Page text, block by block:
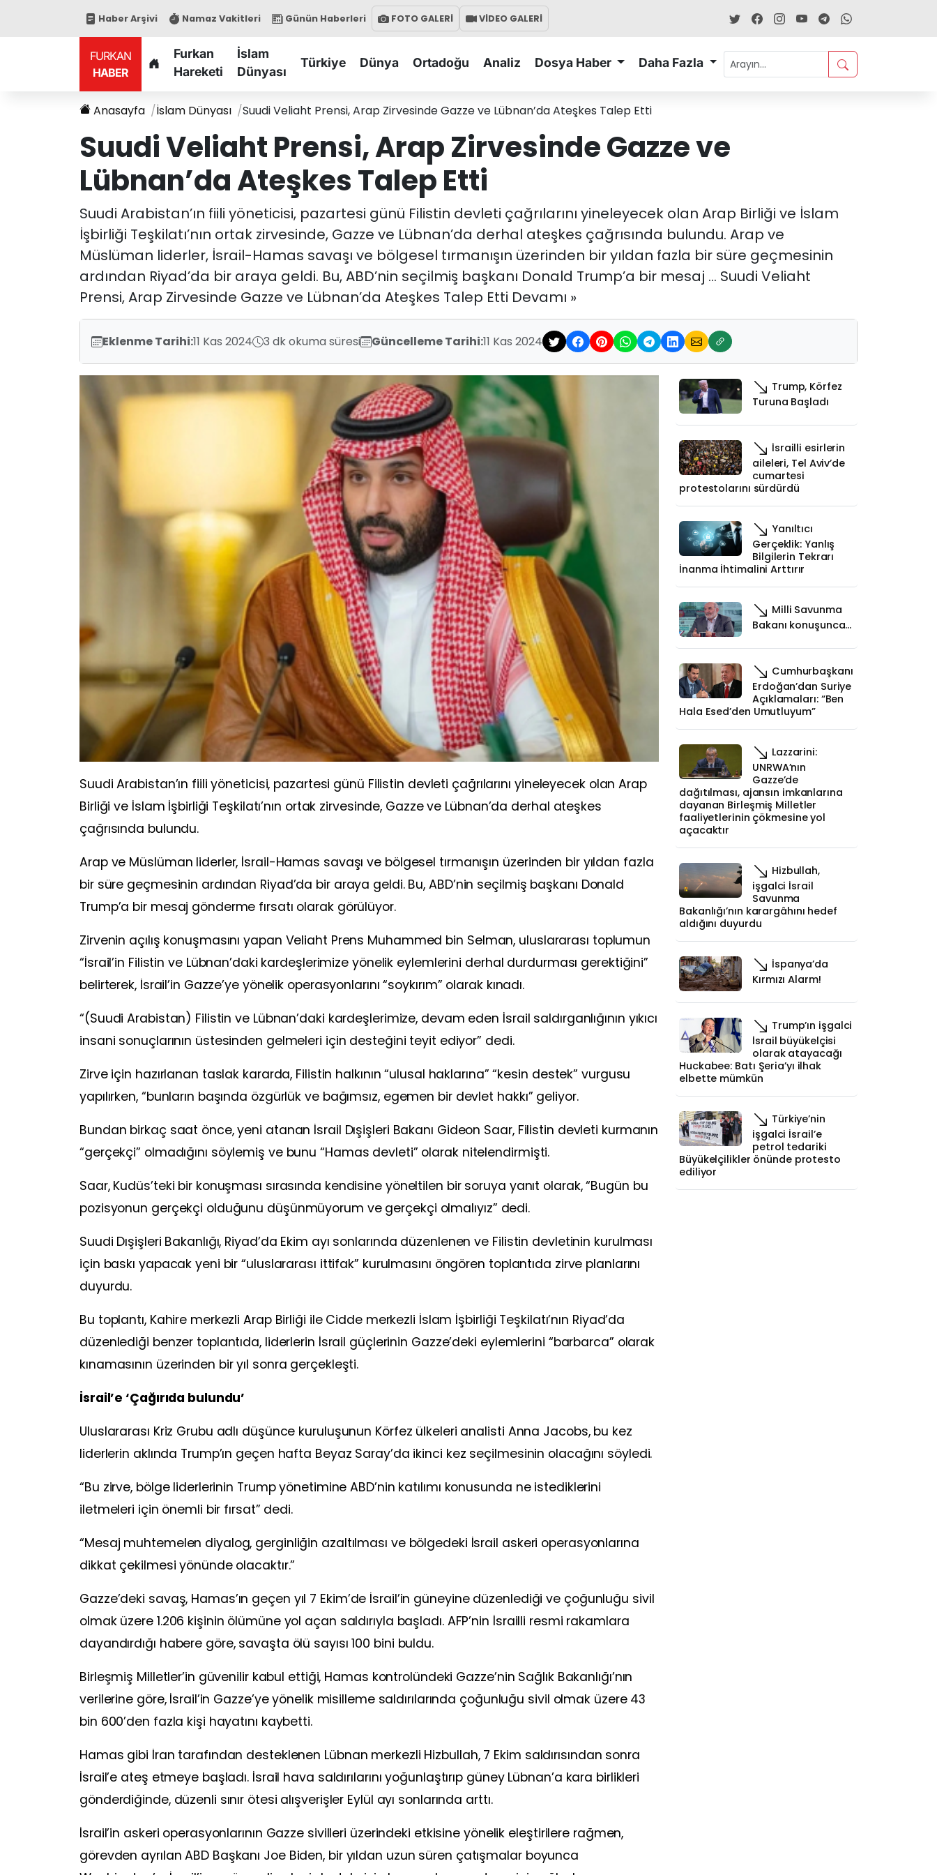
Haber Arşivi Namaz Vakitleri Günün Haberleri FOTO GALERİ VİDEO GALERİ
FURKAN
HABER
Furkan
Hareketi
İslam
Dünyası
Türkiye Dünya Ortadoğu Analiz Dosya Haber Daha Fazla
Anasayfa İslam Dünyası Suudi Veliaht Prensi, Arap Zirvesinde Gazze ve Lübnan’da Ateşkes Talep Etti
Suudi Veliaht Prensi, Arap Zirvesinde Gazze ve
Lübnan’da Ateşkes Talep Etti
Suudi Arabistan’ın fiili yöneticisi, pazartesi günü Filistin devleti çağrılarını yineleyecek olan Arap Birliği ve İslam
İşbirliği Teşkilatı’nın ortak zirvesinde, Gazze ve Lübnan’da derhal ateşkes çağrısında bulundu. Arap ve
Müslüman liderler, İsrail-Hamas savaşı ve bölgesel tırmanışın üzerinden bir yıldan fazla bir süre geçmesinin
ardından Riyad’da bir araya geldi. Bu, ABD’nin seçilmiş başkanı Donald Trump’a bir mesaj … Suudi Veliaht
Prensi, Arap Zirvesinde Gazze ve Lübnan’da Ateşkes Talep Etti Devamı »
Eklenme Tarihi:11 Kas 2024 3 dk okuma süresi Güncelleme Tarihi:11 Kas 2024
Suudi Arabistan’ın fiili yöneticisi, pazartesi günü Filistin devleti çağrılarını yineleyecek olan Arap
Birliği ve İslam İşbirliği Teşkilatı’nın ortak zirvesinde, Gazze ve Lübnan’da derhal ateşkes
çağrısında bulundu.
Arap ve Müslüman liderler, İsrail-Hamas savaşı ve bölgesel tırmanışın üzerinden bir yıldan fazla
bir süre geçmesinin ardından Riyad’da bir araya geldi. Bu, ABD’nin seçilmiş başkanı Donald
Trump’a bir mesaj gönderme fırsatı olarak görülüyor.
Zirvenin açılış konuşmasını yapan Veliaht Prens Muhammed bin Selman, uluslararası toplumun
“İsrail’in Filistin ve Lübnan’daki kardeşlerimize yönelik eylemlerini derhal durdurması gerektiğini”
belirterek, İsrail’in Gazze’ye yönelik operasyonlarını “soykırım” olarak kınadı.
“(Suudi Arabistan) Filistin ve Lübnan’daki kardeşlerimize, devam eden İsrail saldırganlığının yıkıcı
insani sonuçlarının üstesinden gelmeleri için desteğini teyit ediyor” dedi.
Zirve için hazırlanan taslak kararda, Filistin halkının “ulusal haklarına” “kesin destek” vurgusu
yapılırken, “bunların başında özgürlük ve bağımsız, egemen bir devlet hakkı” geliyor.
Bundan birkaç saat önce, yeni atanan İsrail Dışişleri Bakanı Gideon Saar, Filistin devleti kurmanın
“gerçekçi” olmadığını söylemiş ve bunu “Hamas devleti” olarak nitelendirmişti.
Saar, Kudüs’teki bir konuşması sırasında kendisine yöneltilen bir soruya yanıt olarak, “Bugün bu
pozisyonun gerçekçi olduğunu düşünmüyorum ve gerçekçi olmalıyız” dedi.
Suudi Dışişleri Bakanlığı, Riyad’da Ekim ayı sonlarında düzenlenen ve Filistin devletinin kurulması
için baskı yapacak yeni bir “uluslararası ittifak” kurulmasını öngören toplantıda zirve planlarını
duyurdu.
Bu toplantı, Kahire merkezli Arap Birliği ile Cidde merkezli İslam İşbirliği Teşkilatı’nın Riyad’da
düzenlediği benzer toplantıda, liderlerin İsrail güçlerinin Gazze’deki eylemlerini “barbarca” olarak
kınamasının üzerinden bir yıl sonra gerçekleşti.
İsrail’e ‘Çağırıda bulundu’
Uluslararası Kriz Grubu adlı düşünce kuruluşunun Körfez ülkeleri analisti Anna Jacobs, bu kez
liderlerin aklında Trump’ın geçen hafta Beyaz Saray’da ikinci kez seçilmesinin olacağını söyledi.
“Bu zirve, bölge liderlerinin Trump yönetimine ABD’nin katılımı konusunda ne istediklerini
iletmeleri için önemli bir fırsat” dedi.
“Mesaj muhtemelen diyalog, gerginliğin azaltılması ve bölgedeki İsrail askeri operasyonlarına
dikkat çekilmesi yönünde olacaktır.”
Gazze’deki savaş, Hamas’ın geçen yıl 7 Ekim’de İsrail’in güneyine düzenlediği ve çoğunluğu sivil
olmak üzere 1.206 kişinin ölümüne yol açan saldırıyla başladı. AFP’nin İsrailli resmi rakamlara
dayandırdığı habere göre, savaşta ölü sayısı 100 bini buldu.
Birleşmiş Milletler’in güvenilir kabul ettiği, Hamas kontrolündeki Gazze’nin Sağlık Bakanlığı’nın
verilerine göre, İsrail’in Gazze’ye yönelik misilleme saldırılarında çoğunluğu sivil olmak üzere 43
bin 600’den fazla kişi hayatını kaybetti.
Hamas gibi İran tarafından desteklenen Lübnan merkezli Hizbullah, 7 Ekim saldırısından sonra
İsrail’e ateş etmeye başladı. İsrail hava saldırılarını yoğunlaştırıp güney Lübnan’a kara birlikleri
gönderdiğinde, düzenli sınır ötesi alışverişler Eylül ayı sonlarında arttı.
İsrail’in askeri operasyonlarının Gazze sivilleri üzerindeki etkisine yönelik eleştirilere rağmen,
görevden ayrılan ABD Başkanı Joe Biden, bir yıldan uzun süren çatışmalar boyunca
Trump, Körfez
Turuna Başladı
İsrailli esirlerin
aileleri, Tel Aviv’de
cumartesi
protestolarını sürdürdü
Yanıltıcı
Gerçeklik: Yanlış
Bilgilerin Tekrarı
İnanma İhtimalini Arttırır
Milli Savunma
Bakanı konuşunca…
Cumhurbaşkanı
Erdoğan’dan Suriye
Açıklamaları: “Ben
Hala Esed’den Umutluyum”
Lazzarini:
UNRWA’nın
Gazze’de
dağıtılması, ajansın imkanlarına
dayanan Birleşmiş Milletler
faaliyetlerinin çökmesine yol
açacaktır
Hizbullah,
işgalci İsrail
Savunma
Bakanlığı’nın karargâhını hedef
aldığını duyurdu
İspanya’da
Kırmızı Alarm!
Trump’ın işgalci
İsrail büyükelçisi
olarak atayacağı
Huckabee: Batı Şeria’yı ilhak
elbette mümkün
Türkiye’nin
işgalci İsrail’e
petrol tedariki
Büyükelçilikler önünde protesto
ediliyor